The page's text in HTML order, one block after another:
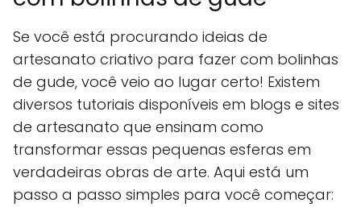
Se você está procurando ideias de
artesanato criativo para fazer com bolinhas
de gude, você veio ao lugar certo! Existem
diversos tutoriais disponíveis em blogs e sites
de artesanato que ensinam como
transformar essas pequenas esferas em
verdadeiras obras de arte. Aqui está um
passo a passo simples para você começar: